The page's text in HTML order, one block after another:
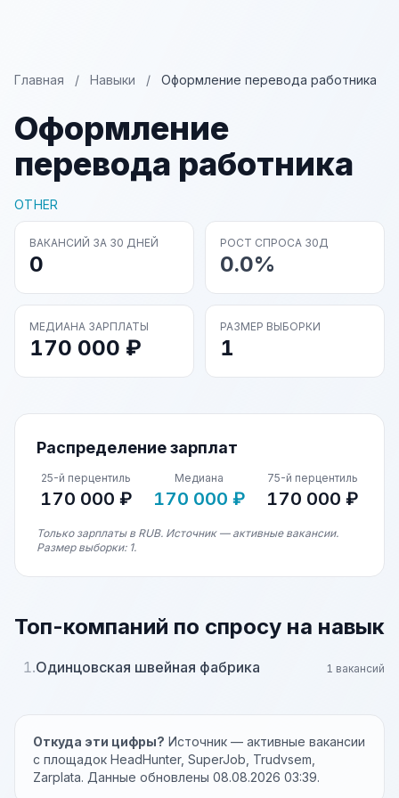
Главная / Навыки / Оформление перевода работника
Оформление
перевода работника
OTHER
ВАКАНСИЙ ЗА 30 ДНЕЙ
0
РОСТ СПРОСА 30Д
0.0%
МЕДИАНА ЗАРПЛАТЫ
170 000 ₽
РАЗМЕР ВЫБОРКИ
1
Распределение зарплат
25-й перцентиль
170 000 ₽
Медиана
170 000 ₽
75-й перцентиль
170 000 ₽
Только зарплаты в RUB. Источник — активные вакансии.
Размер выборки: 1.
Топ-компаний по спросу на навык
1.Одинцовская швейная фабрика 1 вакансий
Откуда эти цифры? Источник — активные вакансии
с площадок HeadHunter, SuperJob, Trudvsem,
Zarplata. Данные обновлены 08.08.2026 03:39.